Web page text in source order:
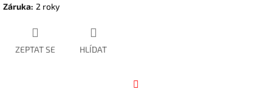
Záruka: 2 roky
ZEPTAT SE HLÍDAT